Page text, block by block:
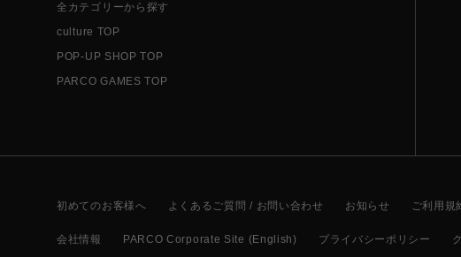
全カテゴリーから探す
culture TOP
POP-UP SHOP TOP
PARCO GAMES TOP
初めてのお客様へ よくあるご質問 / お問い合わせ お知らせ ご利用規
会社情報 PARCO Corporate Site (English) プライバシーポリシー